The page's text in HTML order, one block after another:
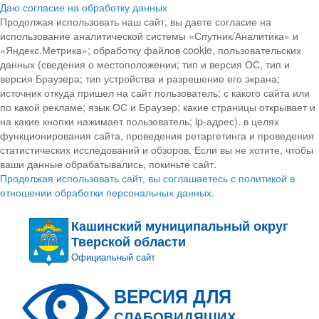
Даю согласие на обработку данных
Продолжая использовать наш сайт, вы даете согласие на
использование аналитической системы «Спутник/Аналитика» и
«Яндекс.Метрика»; обработку файлов cookie, пользовательских
данных (сведения о местоположении; тип и версия ОС, тип и
версия Браузера; тип устройства и разрешение его экрана;
источник откуда пришел на сайт пользователь; с какого сайта или
по какой рекламе; язык ОС и Браузер; какие страницы открывает и
на какие кнопки нажимает пользователь; ip-адрес). в целях
функционирования сайта, проведения ретаргетинга и проведения
статистических исследований и обзоров. Если вы не хотите, чтобы
ваши данные обрабатывались, покиньте сайт.
Продолжая использовать сайт, вы соглашаетесь с политикой в
отношении обработки персональных данных.